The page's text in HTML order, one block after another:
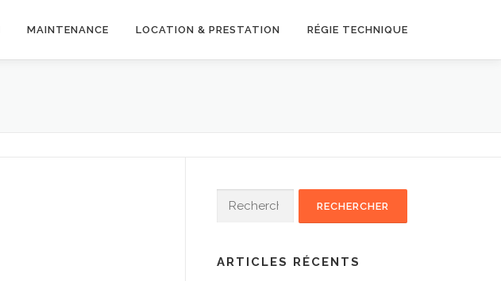
MAINTENANCE LOCATION & PRESTATION RÉGIE TECHNIQUE
ARTICLES RÉCENTS